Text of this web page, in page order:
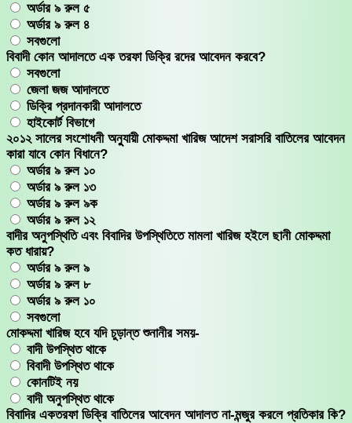
অর্ডার ৯ রুল ৫
অর্ডার ৯ রুল ৪
সবগুলো
বিবাদী কোন আদালতে এক তরফা ডিক্রি রদের আবেদন করবে?
সবগুলো
জেলা জজ আদালতে
ডিক্রি প্রদানকারী আদালতে
হাইকোর্ট বিভাগে
২০১২ সালের সংশোধনী অনুুযায়ী মোকদ্দমা খারিজ আদেশ সরাসরি বাতিলের আবেদন
কারা যাবে কোন বিধানে?
অর্ডার ৯ রুল ১০
অর্ডার ৯ রুল ১৩
অর্ডার ৯ রুল ৯ক
অর্ডার ৯ রুল ১২
বাদীর অনুপস্থিতি এবং বিবাদির উপস্থিতিতে মামলা খারিজ হইলে ছানী মোকদ্দমা
কত ধারায়?
অর্ডার ৯ রুল ৯
অর্ডার ৯ রুল ৮
অর্ডার ৯ রুল ১০
সবগুলো
মোকদ্দমা খারিজ হবে যদি চুড়ান্ত শুনানীর সময়-
বাদী উপস্থিত থাকে
বিবাদী উপস্থিত থাকে
কোনটিই নয়
বাদী অনুপস্থিত থাকে
বিবাদির একতরফা ডিক্রি বাতিলের আবেদন আদালত না-মন্জুর করলে প্রতিকার কি?